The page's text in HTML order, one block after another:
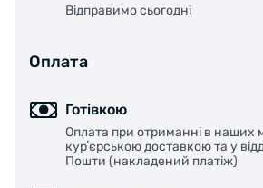
Відправимо сьогодні
Оплата
Готівкою
Оплата при отриманні в наших
курʼєрською доставкою та у
Пошти (накладений платіж)